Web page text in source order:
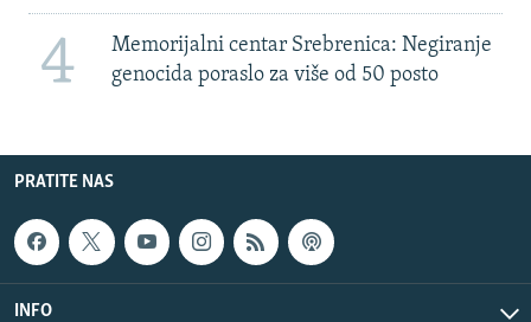
4
Memorijalni centar Srebrenica: Negiranje
genocida poraslo za više od 50 posto
PRATITE NAS
INFO